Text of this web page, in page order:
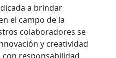
a brindar
el campo de la
colaboradores se
y creatividad